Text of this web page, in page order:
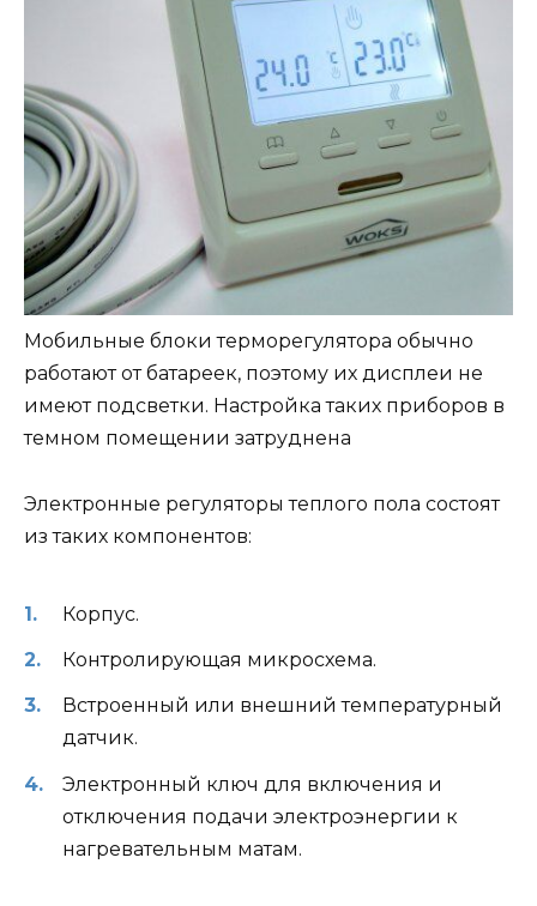
Мобильные блоки терморегулятора обычно
работают от батареек, поэтому их дисплеи не
имеют подсветки. Настройка таких приборов в
темном помещении затруднена
Электронные регуляторы теплого пола состоят
из таких компонентов:
Корпус.
Контролирующая микросхема.
Встроенный или внешний температурный
датчик.
Электронный ключ для включения и
отключения подачи электроэнергии к
нагревательным матам.